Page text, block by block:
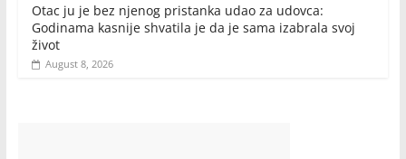
Otac ju je bez njenog pristanka udao za udovca:
Godinama kasnije shvatila je da je sama izabrala svoj
život
August 8, 2026